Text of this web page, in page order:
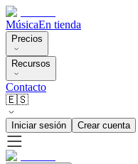
MúsicaEn tienda
Precios
Recursos
Contacto
🇪🇸
Iniciar sesión Crear cuenta